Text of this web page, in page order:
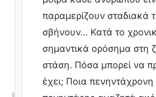
παραμερίζουν σταδιακά
σβήνουν… Κατά το
σημαντικά ορόσημα στη
στάση. Πόσα μπορεί να
έχει; Ποια